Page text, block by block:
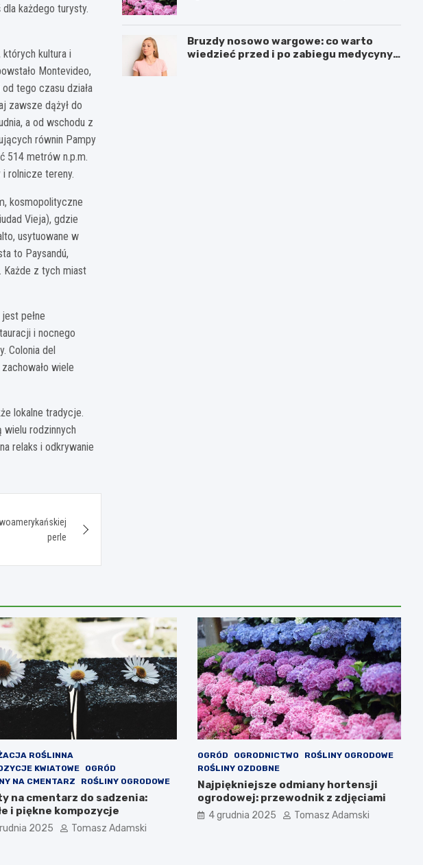
każdego turysty.
kultura i
Montevideo,
tego czasu działa
zawsze dążył do
a od wschodu z
równin Pampy
514 metrów n.p.m.
rolnicze tereny.
kosmopolityczne
Vieja), gdzie
usytuowane w
to Paysandú,
Każde z tych miast
pełne
i nocnego
Colonia del
wiele
lokalne tradycje.
rodzinnych
relaks i odkrywanie
perle
Bruzdy nosowo wargowe: co warto
wiedzieć przed i po zabiegu medycyny
ROŚLINNA
KWIATOWE
OGRÓD
NA CMENTARZ
ROŚLINY OGRODOWE
na cmentarz do sadzenia:
i piękne kompozycje
2025 Tomasz Adamski
OGRÓD OGRODNICTWO
ROŚLINY OGRODOWE
ROŚLINY OZDOBNE
Najpiękniejsze odmiany hortensji
ogrodowej: przewodnik z zdjęciami
4 grudnia 2025 Tomasz Adamski